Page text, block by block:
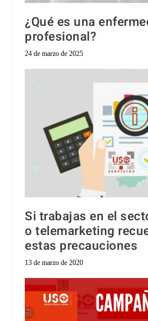
¿Qué es una
profesional?
24 de marzo de 2025
Si trabajas en el
o telemarketing
estas precauciones
13 de marzo de 2020